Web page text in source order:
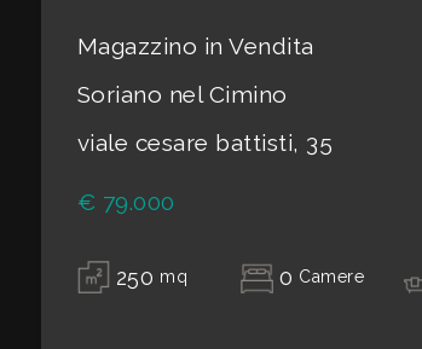
Magazzino in Vendita
Soriano nel Cimino
viale cesare battisti, 35
€ 79.000
250 mq 0 Camere
minime
Qualsiasi